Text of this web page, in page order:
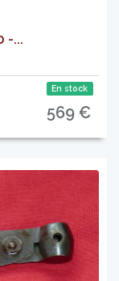
-...
En stock
569 €